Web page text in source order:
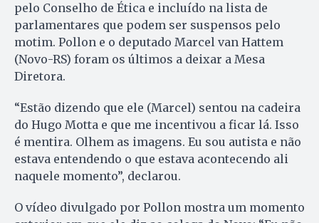
pelo Conselho de Ética e incluído na lista de
parlamentares que podem ser suspensos pelo
motim. Pollon e o deputado Marcel van Hattem
(Novo-RS) foram os últimos a deixar a Mesa
Diretora.
“Estão dizendo que ele (Marcel) sentou na cadeira
do Hugo Motta e que me incentivou a ficar lá. Isso
é mentira. Olhem as imagens. Eu sou autista e não
estava entendendo o que estava acontecendo ali
naquele momento”, declarou.
O vídeo divulgado por Pollon mostra um momento